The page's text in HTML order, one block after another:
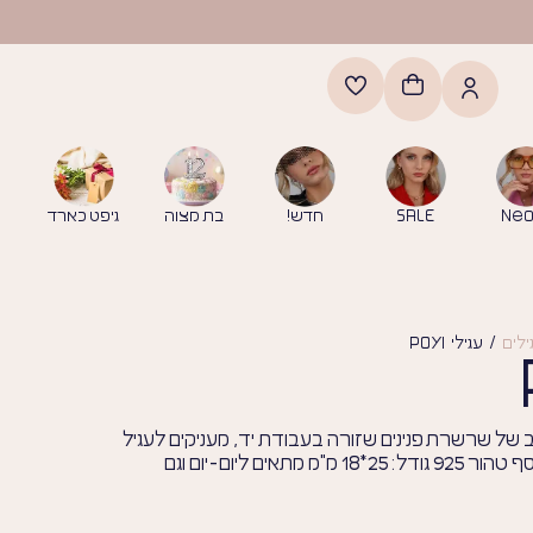
SALE חדש! בת מצוה גיפט כארד
/ עגילי POYI
של שרשרת פנינים שזורה בעבודת יד, מעניקים לעגיל
מראה ייחודי ואלגנטי. העגיל עשוי מכסף טהור 925 גודל: 25*18 מ"מ מתאים ליום-יום וגם